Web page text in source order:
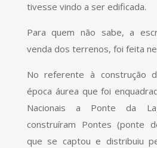
tivesse vindo a ser edificada.
Para quem não sabe, a
venda dos terrenos, foi feita
No referente à construção
época áurea que foi
Nacionais a Ponte da
construíram Pontes (ponte
que se captou e distribuiu